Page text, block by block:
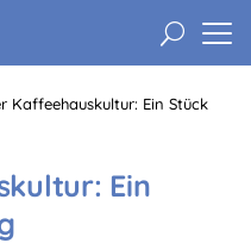
U
Kaffeehauskultur: Ein Stück
Ein